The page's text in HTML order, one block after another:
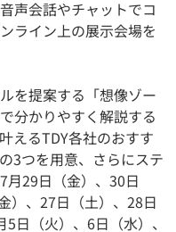
声会話やチャットでコ
ライン上の展示会場を
を提案する「想像ゾー
分かりやすく解説する
えるTDY各社のおすす
3つを用意、さらにステ
月29日（金）、30日
）、27日（土）、28日
日（火）、6日（水）、